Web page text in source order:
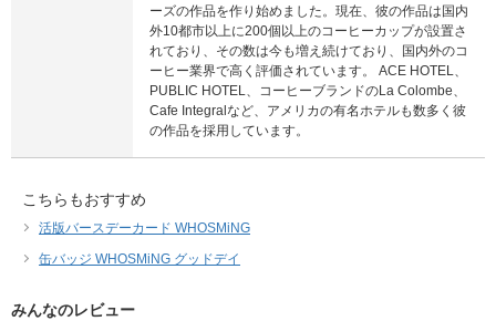
ーズの作品を作り始めました。現在、彼の作品は国内
外10都市以上に200個以上のコーヒーカップが設置さ
れており、その数は今も増え続けており、国内外のコ
ーヒー業界で高く評価されています。 ACE HOTEL、
PUBLIC HOTEL、コーヒーブランドのLa Colombe、
Cafe Integralなど、アメリカの有名ホテルも数多く彼
の作品を採用しています。
こちらもおすすめ
活版バースデーカード WHOSMiNG
缶バッジ WHOSMiNG グッドデイ
みんなのレビュー